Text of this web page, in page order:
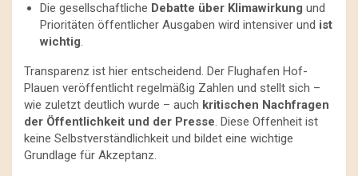
Die gesellschaftliche Debatte über Klimawirkung und
Prioritäten öffentlicher Ausgaben wird intensiver und ist
wichtig.
Transparenz ist hier entscheidend. Der Flughafen Hof-
Plauen veröffentlicht regelmäßig Zahlen und stellt sich –
wie zuletzt deutlich wurde – auch kritischen Nachfragen
der Öffentlichkeit und der Presse. Diese Offenheit ist
keine Selbstverständlichkeit und bildet eine wichtige
Grundlage für Akzeptanz.